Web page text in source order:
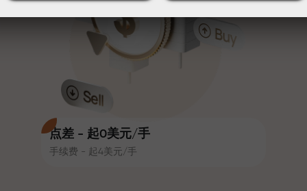
点差 - 起0美元/手
手续费 - 起4美元/手
赛道速度与交易速度共享相同价值
观。Ales Loprais将刺激与纪律元素
带入交易世界，作为InstaForex合作
伙伴，激励客户实现雄心勃勃的目
我们保证您的利润
最高X1000奖金—市场上最大倍数